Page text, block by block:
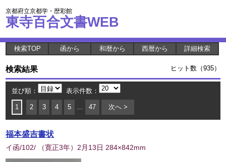
京都府立京都学・歴彩館
東寺百合文書WEB
検索TOP 函から 和暦から 西暦から 詳細検索
検索結果 ヒット数（935）
並び順： 表示件数：
1 2 3 4 5 … 47 次へ >
福本盛吉書状
イ函/102/ （寛正3年）2月13日 284×842mm